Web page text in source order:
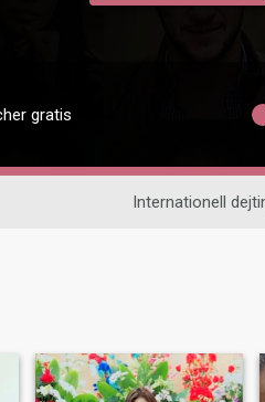
gratis
Internationell